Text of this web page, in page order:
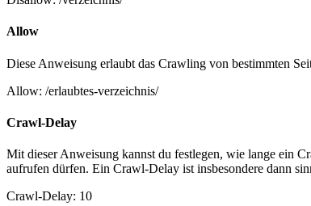
Allow
Diese Anweisung erlaubt das Crawling von bestimmten
Allow: /erlaubtes-verzeichnis/
Crawl-Delay
Mit dieser Anweisung kannst du festlegen, wie lange ein
aufrufen dürfen. Ein Crawl-Delay ist insbesondere dann
Crawl-Delay: 10